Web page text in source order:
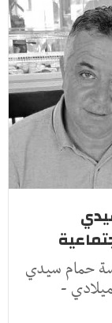
حمام سيدي
بوراوي منذ نهاية القرن 9 هجري و15 ميلادي -